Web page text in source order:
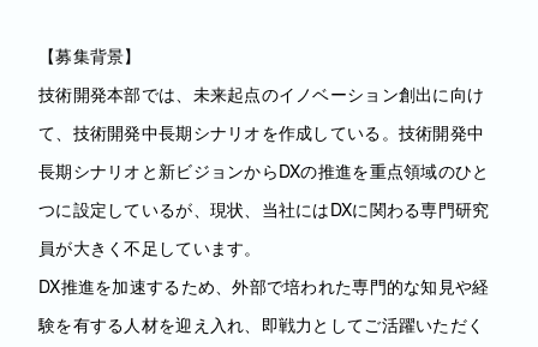
【募集背景】
技術開発本部では、未来起点のイノベーション創出に向け
て、技術開発中長期シナリオを作成している。技術開発中
長期シナリオと新ビジョンからDXの推進を重点領域のひと
つに設定しているが、現状、当社にはDXに関わる専門研究
員が大きく不足しています。
DX推進を加速するため、外部で培われた専門的な知見や経
験を有する人材を迎え入れ、即戦力としてご活躍いただく